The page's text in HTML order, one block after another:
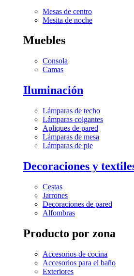
Mesas de centro
Mesita de noche
Muebles
Consola
Camas
Iluminación
Lámparas de techo
Lámparas colgantes
Apliques de pared
Lámparas de mesa
Lámparas de pie
Decoraciones y
Cestas
Jarrones
Decoraciones de pared
Alfombras
Producto por zona
Accesorios de cocina
Accesorios para el baño
Exteriores